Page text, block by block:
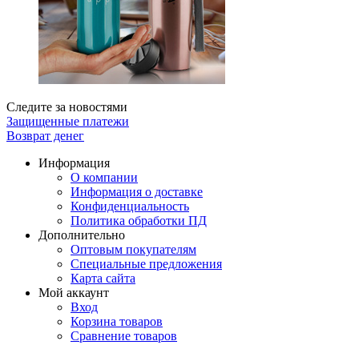
Следите за новостями
Защищенные платежи
Возврат денег
Информация
О компании
Информация о доставке
Конфиденциальность
Политика обработки ПД
Дополнительно
Оптовым покупателям
Специальные предложения
Карта сайта
Мой аккаунт
Вход
Корзина товаров
Сравнение товаров